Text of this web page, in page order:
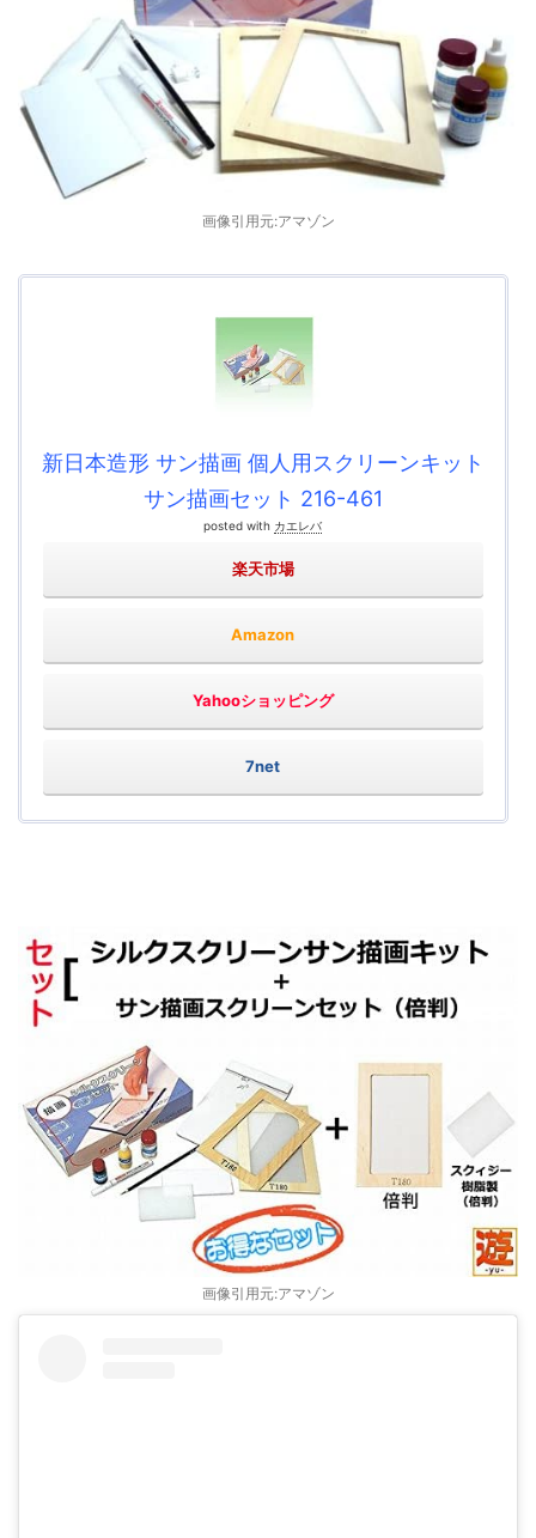
画像引用元:アマゾン
新日本造形 サン描画 個人用スクリーンキット
サン描画セット 216-461
posted with カエレバ
楽天市場
Amazon
Yahooショッピング
7net
画像引用元:アマゾン